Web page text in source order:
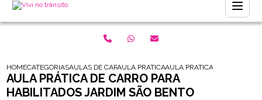
HOMECATEGORIASAULAS DE CARRO PARA HABILITADOS
AULA PRATICA DE CARRO PARA
AULA PRATICA DE CARRO
AULA PRÁTICA DE CARRO PARA
HABILITADOS JARDIM SÃO BENTO